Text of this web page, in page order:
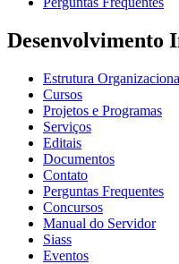
Desenvolvimento
Estrutura
Cursos
Projetos e Programas
Serviços
Editais
Documentos
Contato
Perguntas Frequentes
Concursos
Manual do Servidor
Siass
Eventos